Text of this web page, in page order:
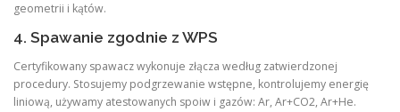
geometrii i kątów.
4. Spawanie zgodnie z WPS
Certyfikowany spawacz wykonuje złącza według zatwierdzonej
procedury. Stosujemy podgrzewanie wstępne, kontrolujemy energię
liniową, używamy atestowanych spoiw i gazów: Ar, Ar+CO2, Ar+He.